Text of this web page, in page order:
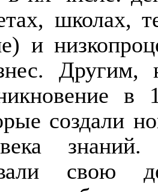
школах,
и
создали
свою